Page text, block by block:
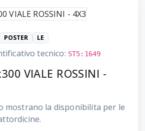
POSTER LE
tecnico: ST5:1649
VIALE ROSSINI -
mostrano la disponibilita per le